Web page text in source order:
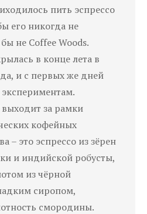
пить эспрессо
его никогда не
не Coffee Woods.
в конце лета в
и с первых же дней
экспериментам.
за рамки
кофейных
– это эспрессо из зёрен
и индийской робусты,
из чёрной
сиропом,
смородины.